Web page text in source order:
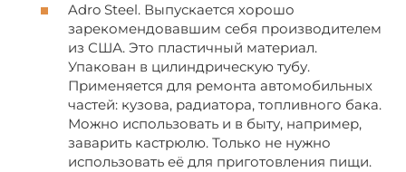
Adro Steel. Выпускается хорошо
зарекомендовавшим себя производителем
из США. Это пластичный материал.
Упакован в цилиндрическую тубу.
Применяется для ремонта автомобильных
частей: кузова, радиатора, топливного бака.
Можно использовать и в быту, например,
заварить кастрюлю. Только не нужно
использовать её для приготовления пищи.